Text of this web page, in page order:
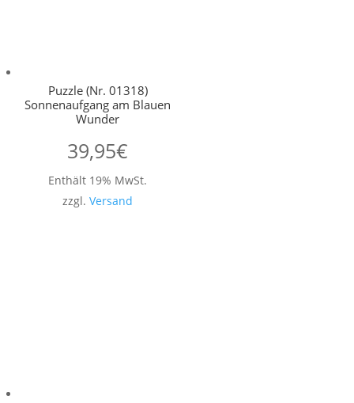
Puzzle (Nr. 01318)
Sonnenaufgang am Blauen
Wunder
39,95€
Enthält 19% MwSt.
zzgl.Versand